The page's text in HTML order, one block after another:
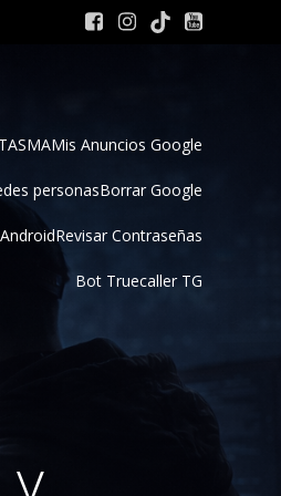
Mis Anuncios Google
personasBorrar Google
Revisar Contraseñas
Bot Truecaller TG